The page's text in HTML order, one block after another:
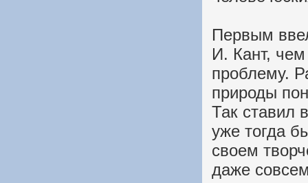
Первым
И. Кант,
проблему.
природы
Так ставил
уже тогда
своем
даже